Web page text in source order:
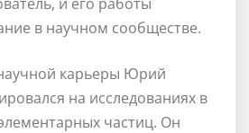
в научном сообществе.
карьеры Юрий
на исследованиях в
частиц. Он